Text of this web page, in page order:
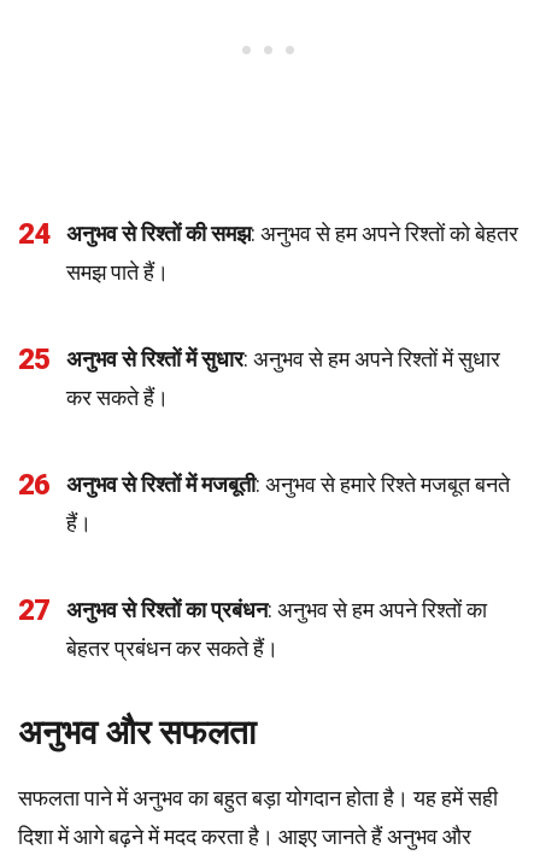
24 अनुभव से रिश्तों की समझ: अनुभव से हम अपने रिश्तों को बेहतर
समझ पाते हैं।
25 अनुभव से रिश्तों में सुधार: अनुभव से हम अपने रिश्तों में सुधार
कर सकते हैं।
26 अनुभव से रिश्तों में मजबूती: अनुभव से हमारे रिश्ते मजबूत बनते
हैं।
27 अनुभव से रिश्तों का प्रबंधन: अनुभव से हम अपने रिश्तों का
बेहतर प्रबंधन कर सकते हैं।
अनुभव और सफलता
सफलता पाने में अनुभव का बहुत बड़ा योगदान होता है। यह हमें सही
दिशा में आगे बढ़ने में मदद करता है। आइए जानते हैं अनुभव और